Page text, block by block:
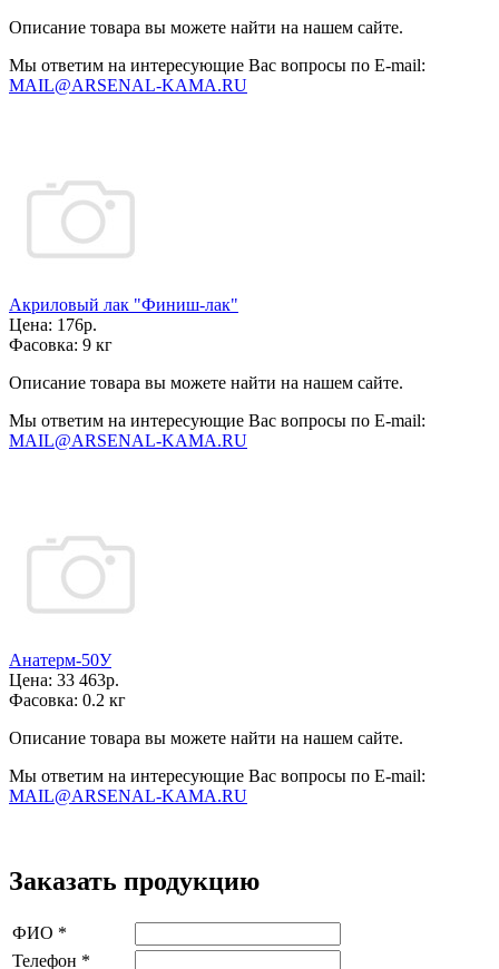
Описание товара вы можете найти на нашем сайте.
Мы ответим на интересующие Вас вопросы по E-mail:
MAIL@ARSENAL-KAMA.RU
Акриловый лак "Финиш-лак"
Цена: 176р.
Фасовка: 9 кг
Описание товара вы можете найти на нашем сайте.
Мы ответим на интересующие Вас вопросы по E-mail:
MAIL@ARSENAL-KAMA.RU
Анатерм-50У
Цена: 33 463р.
Фасовка: 0.2 кг
Описание товара вы можете найти на нашем сайте.
Мы ответим на интересующие Вас вопросы по E-mail:
MAIL@ARSENAL-KAMA.RU
Заказать продукцию
ФИО *
Телефон *